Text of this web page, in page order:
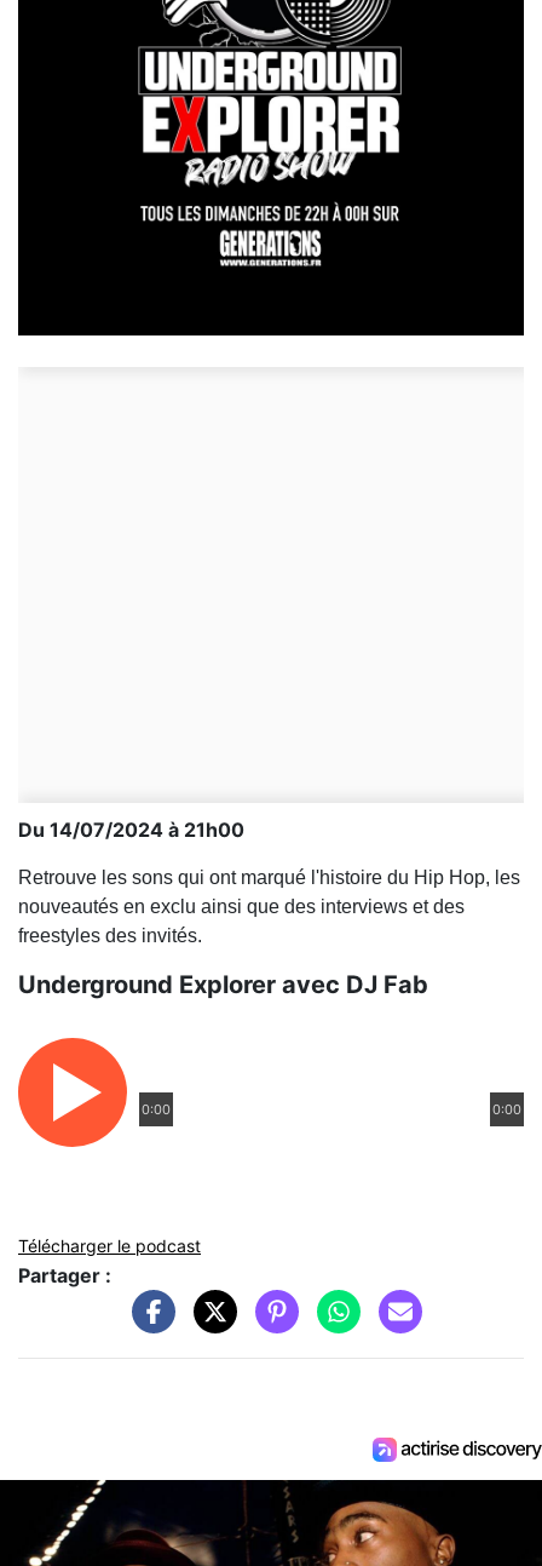
Du 14/07/2024 à 21h00
Retrouve les sons qui ont marqué l'histoire du Hip Hop, les
nouveautés en exclu ainsi que des interviews et des
freestyles des invités.
Underground Explorer avec DJ Fab
0:00 0:00
Télécharger le podcast
Partager :